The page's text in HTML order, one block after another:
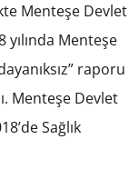
Menteşe Devlet
Menteşe
raporu
Menteşe Devlet
Sağlık